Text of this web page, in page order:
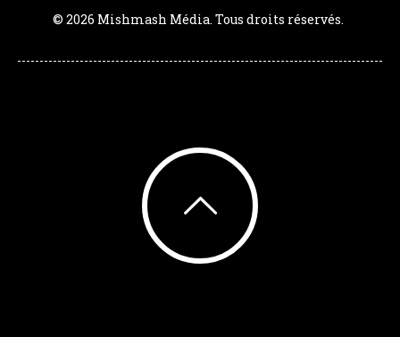
© 2026 Mishmash Média. Tous droits réservés.